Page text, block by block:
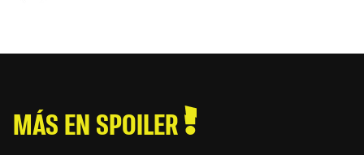
MÁS EN SPOILER